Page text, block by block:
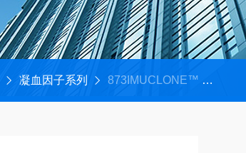
凝血因子系列 873IMUCLONE™ TAFI ELISA